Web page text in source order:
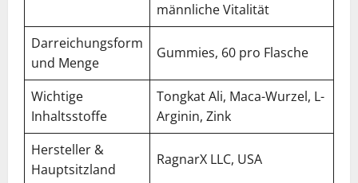
männliche Vitalität
Darreichungsform
und Menge
Gummies, 60 pro Flasche
Wichtige
Inhaltsstoffe
Tongkat Ali, Maca-Wurzel, L-
Arginin, Zink
Hersteller &
Hauptsitzland
RagnarX LLC, USA